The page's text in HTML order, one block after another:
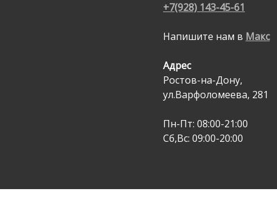
+7(928) 143-45-61
Напишите нам в Макс
Адрес
Ростов-на-Дону,
ул.Варфоломеева, 281
Пн-Пт: 08:00-21:00
Сб,Вс: 09:00-20:00